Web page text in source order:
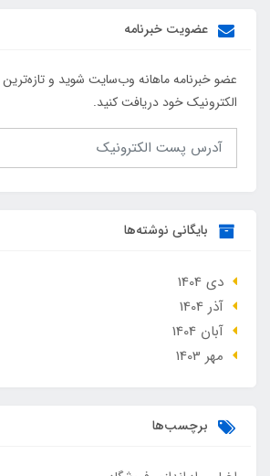
عضویت خبرنامه
عضو خبرنامه ماهانه وب‌سایت شوید و
الکترونیک خود دریافت کنید.
بایگانی نوشته‌ها
دی 1404
آذر 1404
آبان 1404
مهر 1403
برچسب‌ها